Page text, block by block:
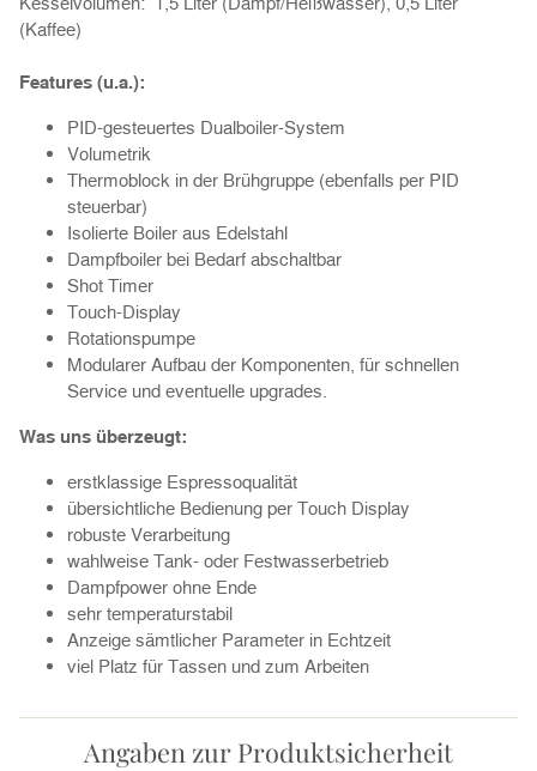
(Kaffee)
Features (u.a.):
PID-gesteuertes Dualboiler-System
Volumetrik
Thermoblock in der Brühgruppe (ebenfalls per PID
steuerbar)
Isolierte Boiler aus Edelstahl
Dampfboiler bei Bedarf abschaltbar
Shot Timer
Touch-Display
Rotationspumpe
Modularer Aufbau der Komponenten, für schnellen
Service und eventuelle upgrades.
Was uns überzeugt:
erstklassige Espressoqualität
übersichtliche Bedienung per Touch Display
robuste Verarbeitung
wahlweise Tank- oder Festwasserbetrieb
Dampfpower ohne Ende
sehr temperaturstabil
Anzeige sämtlicher Parameter in Echtzeit
viel Platz für Tassen und zum Arbeiten
Angaben zur Produktsicherheit